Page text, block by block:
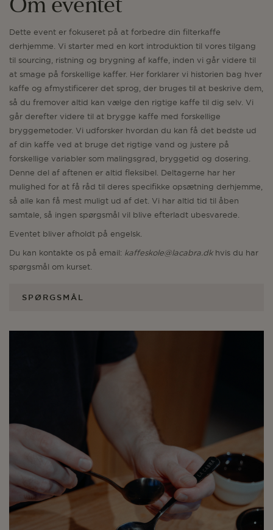
Om eventet
Dette event er fokuseret på at forbedre din filterkaffe
derhjemme. Vi starter med en kort introduktion til vores tilgang
til sourcing, ristning og brygning af kaffe, inden vi går videre til
at smage på forskellige kaffer. Her forklarer vi historien bag hver
kaffe og afmystificerer det sprog, der bruges til at beskrive dem,
så du fremover altid kan vælge den rigtige kaffe til dig selv. Vi
går derefter videre til at brygge kaffe med forskellige
bryggemetoder. Vi udforsker hvordan du kan få det bedste ud
af din kaffe ved at bruge det rigtige vand og justere på
forskellige variabler som malingsgrad, bryggetid og dosering.
Denne del af aftenen er altid fleksibel. Deltagerne har her
mulighed for at få råd til deres specifikke opsætning derhjemme,
så alle kan få mest muligt ud af det. Vi har altid tid til åben
samtale, så ingen spørgsmål vil blive efterladt ubesvarede.
Eventet bliver afholdt på engelsk.
Du kan kontakte os på email: kaffeskole@lacabra.dkhvis du har
spørgsmål om kurset.
SPØRGSMÅL